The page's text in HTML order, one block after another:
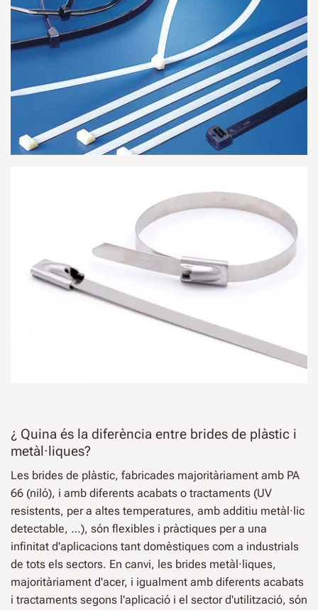
¿ Quina és la diferència entre brides de plàstic i
metàl·liques?
Les brides de plàstic, fabricades majoritàriament amb PA
66 (niló), i amb diferents acabats o tractaments (UV
resistents, per a altes temperatures, amb additiu metàl·lic
detectable, …), són flexibles i pràctiques per a una
infinitat d'aplicacions tant domèstiques com a industrials
de tots els sectors. En canvi, les brides metàl·liques,
majoritàriament d'acer, i igualment amb diferents acabats
i tractaments segons l'aplicació i el sector d'utilització, són